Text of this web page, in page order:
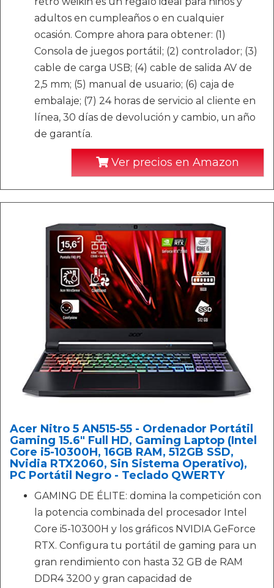
adultos en cumpleaños o en cualquier
ocasión. Compre ahora para obtener: (1)
Consola de juegos portátil; (2) controlador; (3)
cable de carga USB; (4) cable de salida AV de
2,5 mm; (5) manual de usuario; (6) caja de
embalaje; (7) 24 horas de servicio al cliente en
línea, 30 días de devolución y cambio, un año
de garantía.
Ver precios en Amazon
Acer Nitro 5 AN515-55 - Ordenador Portátil
Gaming 15.6" Full HD, Gaming Laptop (Intel
Core i5-10300H, 16GB RAM, 512GB SSD,
Nvidia RTX2060, Sin Sistema Operativo),
PC Portátil Negro - Teclado QWERTY
GAMING DE ÉLITE: domina la competición con
la potencia combinada del procesador Intel
Core i5-10300H y los gráficos NVIDIA GeForce
RTX. Configura tu portátil de gaming para un
gran rendimiento con hasta 32 GB de RAM
DDR4 3200 y gran capacidad de